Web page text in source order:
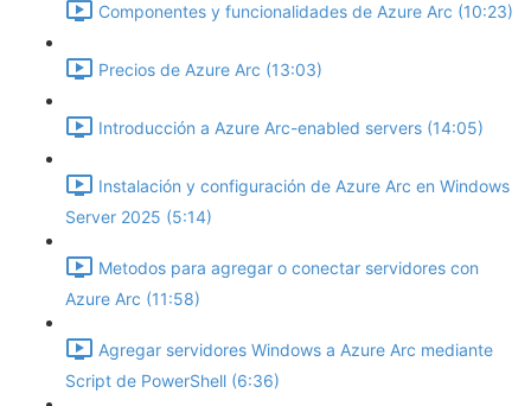
Componentes y funcionalidades de Azure Arc (10:23)
Precios de Azure Arc (13:03)
Introducción a Azure Arc-enabled servers (14:05)
Instalación y configuración de Azure Arc en Windows
Server 2025 (5:14)
Metodos para agregar o conectar servidores con
Azure Arc (11:58)
Agregar servidores Windows a Azure Arc mediante
Script de PowerShell (6:36)